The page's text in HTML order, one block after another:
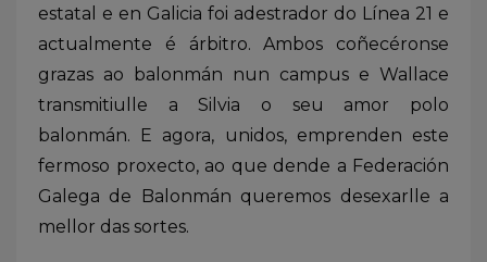
estatal e en Galicia foi adestrador do Línea 21 e
actualmente é árbitro. Ambos coñecéronse
grazas ao balonmán nun campus e Wallace
transmitiulle a Silvia o seu amor polo
balonmán. E agora, unidos, emprenden este
fermoso proxecto, ao que dende a Federación
Galega de Balonmán queremos desexarlle a
mellor das sortes.